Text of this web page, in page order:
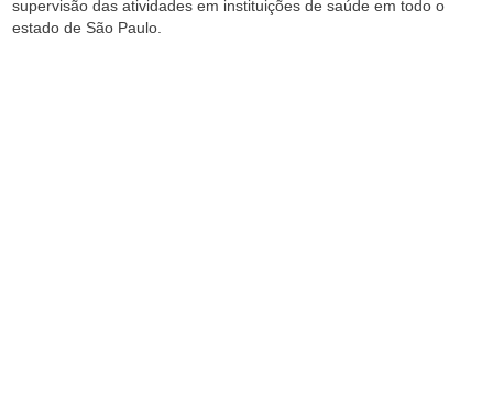
supervisão das atividades em instituições de saúde em todo o
estado de São Paulo.